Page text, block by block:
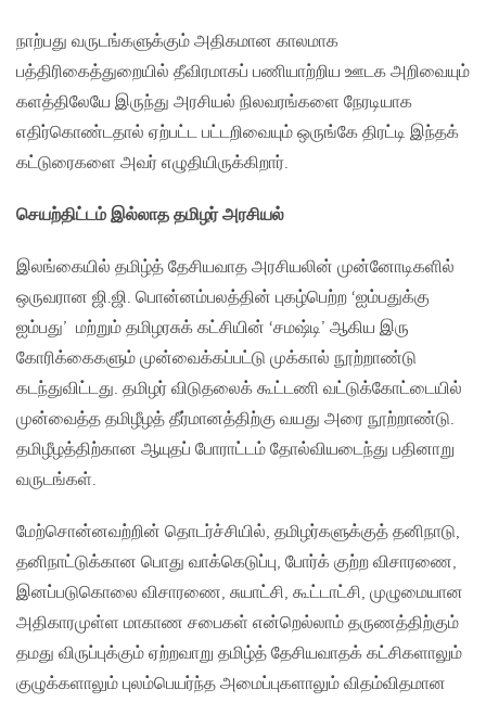
நாற்பது வருடங்களுக்கும் அதிகமான காலமாக
பத்திரிகைத்துறையில் தீவிரமாகப் பணியாற்றிய ஊடக அறிவையும்
களத்திலேயே இருந்து அரசியல் நிலவரங்களை நேரடியாக
எதிர்கொண்டதால் ஏற்பட்ட பட்டறிவையும் ஒருங்கே திரட்டி இந்தக்
கட்டுரைகளை அவர் எழுதியிருக்கிறார்.
செயற்திட்டம் இல்லாத தமிழர் அரசியல்
இலங்கையில் தமிழ்த் தேசியவாத அரசியலின் முன்னோடிகளில்
ஒருவரான ஜி.ஜி. பொன்னம்பலத்தின் புகழ்பெற்ற ‘ஐம்பதுக்கு
ஐம்பது’ மற்றும் தமிழரசுக் கட்சியின் ‘சமஷ்டி’ ஆகிய இரு
கோரிக்கைகளும் முன்வைக்கப்பட்டு முக்கால் நூற்றாண்டு
கடந்துவிட்டது. தமிழர் விடுதலைக் கூட்டணி வட்டுக்கோட்டையில்
முன்வைத்த தமிழீழத் தீர்மானத்திற்கு வயது அரை நூற்றாண்டு.
தமிழீழத்திற்கான ஆயுதப் போராட்டம் தோல்வியடைந்து பதினாறு
வருடங்கள்.
மேற்சொன்னவற்றின் தொடர்ச்சியில், தமிழர்களுக்குத் தனிநாடு,
தனிநாட்டுக்கான பொது வாக்கெடுப்பு, போர்க் குற்ற விசாரணை,
இனப்படுகொலை விசாரணை, சுயாட்சி, கூட்டாட்சி, முழுமையான
அதிகாரமுள்ள மாகாண சபைகள் என்றெல்லாம் தருணத்திற்கும்
தமது விருப்புக்கும் ஏற்றவாறு தமிழ்த் தேசியவாதக் கட்சிகளாலும்
குழுக்களாலும் புலம்பெயர்ந்த அமைப்புகளாலும் விதம்விதமான